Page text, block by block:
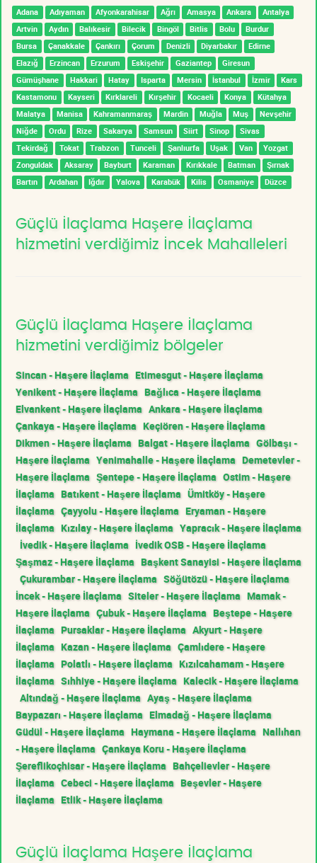
Adana Adıyaman Afyonkarahisar Ağrı Amasya Ankara
Antalya
Artvin
Aydın Balıkesir Bilecik Bingöl Bitlis Bolu
Burdur
Bursa
Çanakkale Çankırı Çorum Denizli Diyarbakır
Edirne
Elazığ
Erzincan Erzurum Eskişehir Gaziantep
Giresun
Gümüşhane
Hakkari Hatay Isparta Mersin İstanbul İzmir
Kars
Kastamonu
Kayseri Kırklareli Kırşehir Kocaeli Konya
Kütahya
Malatya
Manisa Kahramanmaraş Mardin Muğla Muş
Nevşehir
Niğde
Ordu Rize Sakarya Samsun Siirt Sinop
Sivas
Tekirdağ
Tokat Trabzon Tunceli Şanlıurfa Uşak Van
Yozgat
Zonguldak
Aksaray Bayburt Karaman Kırıkkale Batman
Şırnak
Bartın
Ardahan Iğdır Yalova Karabük Kilis Osmaniye Düzce
Güçlü İlaçlama Haşere İlaçlama
hizmetini verdiğimiz İncek Mahalleleri
Güçlü İlaçlama Haşere İlaçlama
hizmetini verdiğimiz bölgeler
Sincan - Haşere İlaçlama Etimesgut - Haşere İlaçlama
Yenikent - Haşere İlaçlama Bağlıca - Haşere İlaçlama
Elvankent - Haşere İlaçlama Ankara - Haşere İlaçlama
Çankaya - Haşere İlaçlama Keçiören - Haşere İlaçlama
Dikmen - Haşere İlaçlama Balgat - Haşere İlaçlama Gölbaşı -
Haşere İlaçlama Yenimahalle - Haşere İlaçlama Demetevler -
Haşere İlaçlama Şentepe - Haşere İlaçlama Ostim - Haşere
İlaçlama Batıkent - Haşere İlaçlama Ümitköy - Haşere
İlaçlama Çayyolu - Haşere İlaçlama Eryaman - Haşere
İlaçlama Kızılay - Haşere İlaçlama Yapracık - Haşere İlaçlama
İvedik - Haşere İlaçlama İvedik OSB - Haşere İlaçlama
Şaşmaz - Haşere İlaçlama Başkent Sanayisi - Haşere İlaçlama
Çukurambar - Haşere İlaçlama Söğütözü - Haşere İlaçlama
İncek - Haşere İlaçlama Siteler - Haşere İlaçlama Mamak -
Haşere İlaçlama Çubuk - Haşere İlaçlama Beştepe - Haşere
İlaçlama Pursaklar - Haşere İlaçlama Akyurt - Haşere
İlaçlama Kazan - Haşere İlaçlama Çamlıdere - Haşere
İlaçlama Polatlı - Haşere İlaçlama Kızılcahamam - Haşere
İlaçlama Sıhhiye - Haşere İlaçlama Kalecik - Haşere İlaçlama
Altındağ - Haşere İlaçlama Ayaş - Haşere İlaçlama
Baypazarı - Haşere İlaçlama Elmadağ - Haşere İlaçlama
Güdül - Haşere İlaçlama Haymana - Haşere İlaçlama Nallıhan
- Haşere İlaçlama Çankaya Koru - Haşere İlaçlama
Şereflikoçhisar - Haşere İlaçlama Bahçelievler - Haşere
İlaçlama Cebeci - Haşere İlaçlama Beşevler - Haşere
İlaçlama Etlik - Haşere İlaçlama
Güçlü İlaçlama Haşere İlaçlama